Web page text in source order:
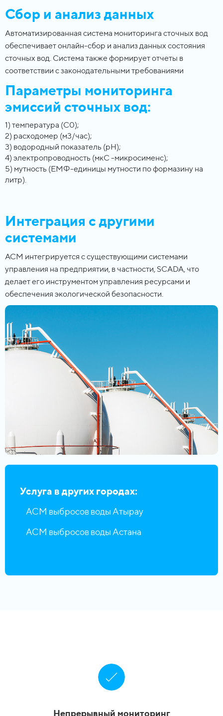
Сбор и анализ данных
Автоматизированная система мониторинга сточных вод
обеспечивает онлайн-сбор и анализ данных состояния
сточных вод. Система также формирует отчеты в
соответствии с законодательными требованиями
Параметры мониторинга
эмиссий сточных вод:
1) температура (С0);
2) расходомер (м3/час);
3) водородный показатель (рН);
4) электропроводность (мкС -микросименс);
5) мутность (ЕМФ-единицы мутности по формазину на
литр).
Интеграция с другими
системами
АСМ интегрируется с существующими системами
управления на предприятии, в частности, SCADA, что
делает его инструментом управления ресурсами и
обеспечения экологической безопасности.
Услуга в других городах:
АСМ выбросов воды Атырау
АСМ выбросов воды Астана
Непрерывный мониторинг